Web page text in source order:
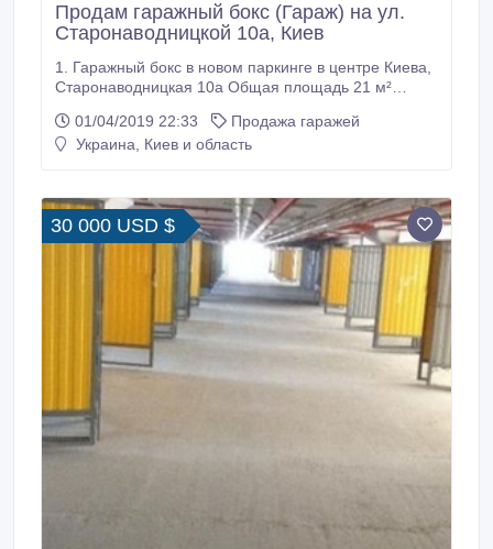
Продам гаражный бокс (Гараж) на ул.
Старонаводницкой 10а, Киев
1. Гаражный бокс в новом паркинге в центре Киева,
Старонаводницкая 10а Общая площадь 21 м²
паркинга в центре Киева на Печерске, по ул.
Старонаводницкая 10а. Рядом с паркингом
01/04/2019 22:33
Продажа гаражей
Украина, Киев и область
30 000 USD $